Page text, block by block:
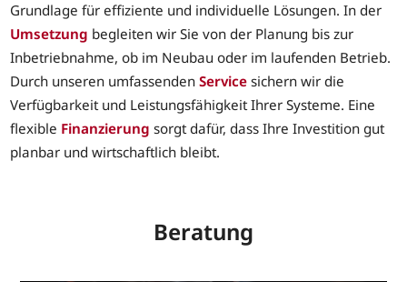
Grundlage für effiziente und individuelle Lösungen. In der
Umsetzung begleiten wir Sie von der Planung bis zur
Inbetriebnahme, ob im Neubau oder im laufenden Betrieb.
Durch unseren umfassendenService sichern wir die
Verfügbarkeit und Leistungsfähigkeit Ihrer Systeme. Eine
flexible Finanzierung sorgt dafür, dass Ihre Investition gut
planbar und wirtschaftlich bleibt.
Beratung